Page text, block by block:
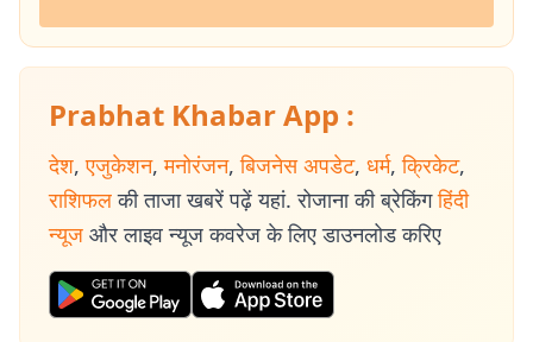
Prabhat Khabar App :
देश, एजुकेशन, मनोरंजन, बिजनेस अपडेट, धर्म, क्रिकेट,
राशिफल की ताजा खबरें पढ़ें यहां. रोजाना की ब्रेकिंग हिंदी
न्यूज और लाइव न्यूज कवरेज के लिए डाउनलोड करिए